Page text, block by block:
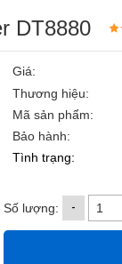
DT8880
Giá:
Thương hiệu:
Mã sản phẩm:
Bảo hành:
Tình trạng:
Số lượng: -